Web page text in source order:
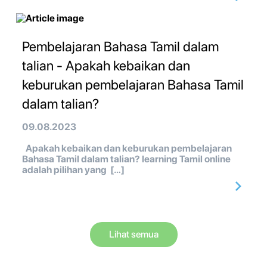
Pembelajaran Bahasa Tamil dalam
talian - Apakah kebaikan dan
keburukan pembelajaran Bahasa Tamil
dalam talian?
09.08.2023
Apakah kebaikan dan keburukan pembelajaran
Bahasa Tamil dalam talian? learning Tamil online
adalah pilihan yang […]
Lihat semua